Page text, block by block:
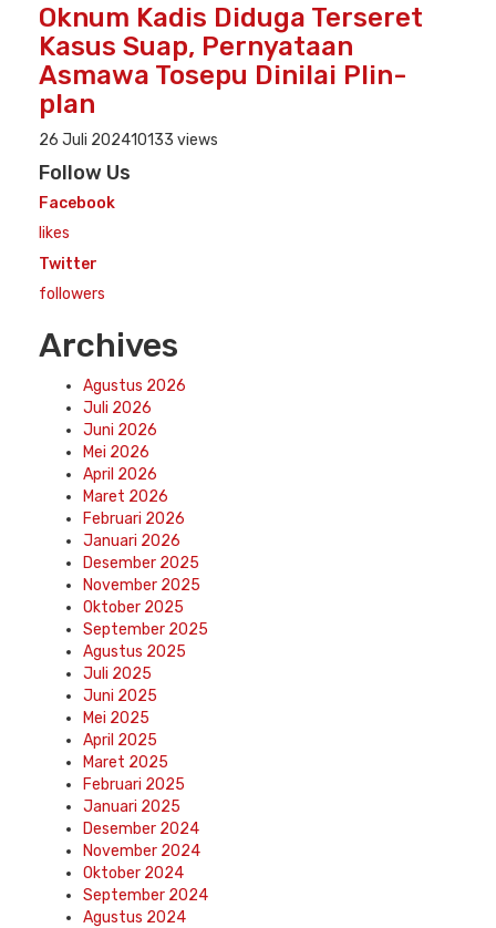
Oknum Kadis Diduga Terseret
Kasus Suap, Pernyataan
Asmawa Tosepu Dinilai Plin-
plan
26 Juli 202410133 views
Follow Us
Facebook
likes
Twitter
followers
Archives
Agustus 2026
Juli 2026
Juni 2026
Mei 2026
April 2026
Maret 2026
Februari 2026
Januari 2026
Desember 2025
November 2025
Oktober 2025
September 2025
Agustus 2025
Juli 2025
Juni 2025
Mei 2025
April 2025
Maret 2025
Februari 2025
Januari 2025
Desember 2024
November 2024
Oktober 2024
September 2024
Agustus 2024